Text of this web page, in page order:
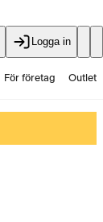
Logga in
För företag Outlet